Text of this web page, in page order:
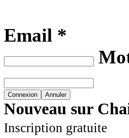
Email *
Nouveau sur
Inscription gratuite